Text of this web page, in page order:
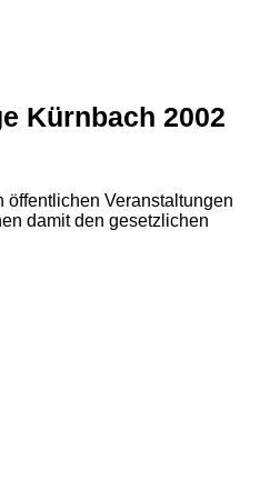
Kürnbach 2002
öffentlichen Veranstaltungen
damit den gesetzlichen